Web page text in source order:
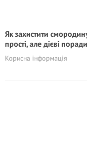
Як захистити
прості, але дієві поради
Корисна інформація